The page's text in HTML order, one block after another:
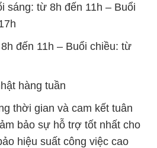
sáng: từ 8h đến 11h – Buổi
đến 11h – Buổi chiều: từ
hàng tuần
thời gian và cam kết tuân
bảo sự hỗ trợ tốt nhất cho
hiệu suất công việc cao